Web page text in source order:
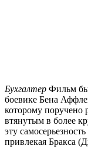
Бухгалтер Фильм
боевике Бена
которому поручено
втянутым в более
эту
привлекая Бракса